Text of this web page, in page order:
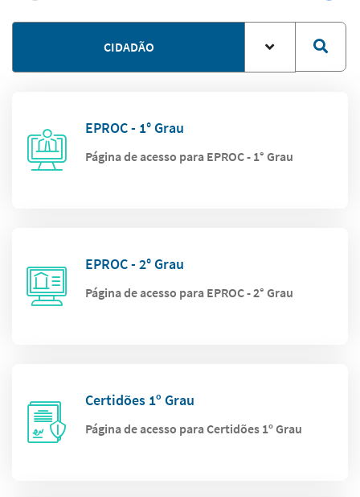
CIDADÃO
EPROC - 1° Grau
Página de acesso para EPROC - 1° Grau
EPROC - 2° Grau
Página de acesso para EPROC - 2° Grau
Certidões 1º Grau
Página de acesso para Certidões 1º Grau